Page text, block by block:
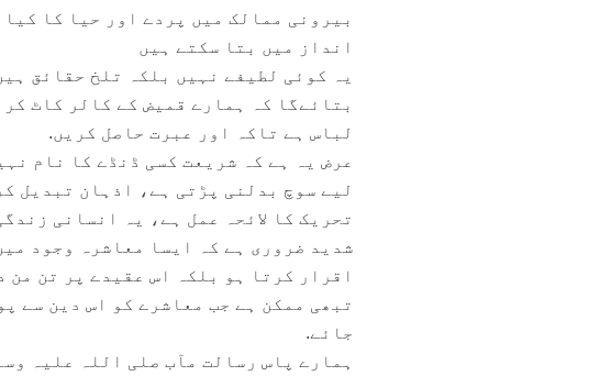
بیرونی ممالک میں پردے اور حیا کا
انداز میں بتا سکتے ہیں
یہ کوئی لطیفے نہیں بلکہ تلخ حقائق
بتائےگا کہ ہمارے قمیض کے کالر کاٹ
لباس ہے تاکہ اور عبرت حاصل کریں.
عرض یہ ہے کہ شریعت کسی ڈنڈے کا نام
لیے سوچ بدلنی پڑتی ہے، اذہان تبدیل
تحریک کا لائحہ عمل ہے، یہ انسانی
شدید ضروری ہے کہ ایسا معاشرہ وجود
اقرار کرتا ہو بلکہ اس عقیدے پر تن
تبھی ممکن ہے جب معاشرے کو اس دین سے
جائے.
ہمارے پاس رسالت مآب صلی اللہ علیہ